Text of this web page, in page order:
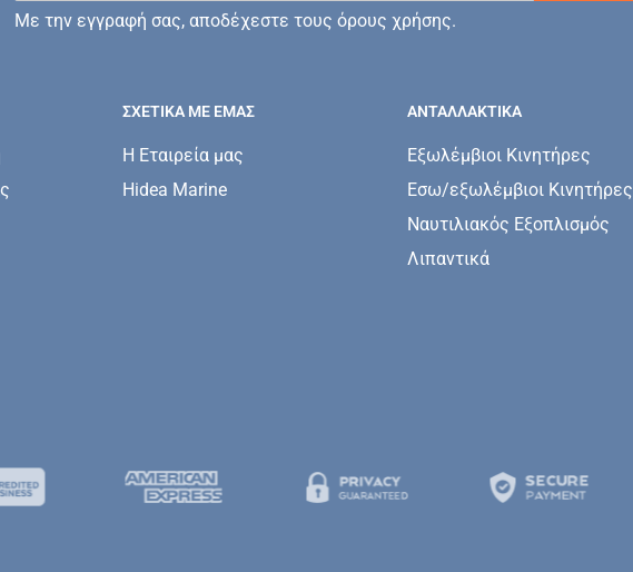
Με την εγγραφή σας, αποδέχεστε τους όρους χρήσης.
ΣΧΕΤΙΚΆ ΜΕ ΕΜΆΣ
Η Εταιρεία μας
Hidea Marine
ΑΝΤΑΛΛΑΚΤΙΚΑ
Εξωλέμβιοι Κινητήρες
Εσω/εξωλέμβιοι Κινητήρες
Ναυτιλιακός Εξοπλισμός
Λιπαντικά